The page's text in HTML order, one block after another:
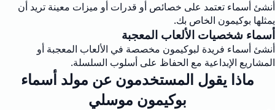
أنشئ أسماء تعتمد على خصائص أو قدرات أو ميزات معينة تريد أن
يمثلها بوكيمون الخاص بك.
أسماء شخصيات الألعاب المعجبة
أنشئ أسماء فريدة لبوكيمون مخصصة في الألعاب المعجبة أو
المشاريع الإبداعية مع الحفاظ على أسلوب السلسلة.
ماذا يقول المستخدمون عن مولد أسماء
بوكيمون موسلي